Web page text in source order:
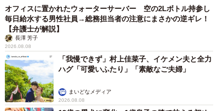
オフィスに置かれたウォーターサーバー 空の2Lボトル持参し
毎日給水する男性社員→総務担当者の注意にまさかの逆ギレ！
【弁護士が解説】
長澤 芳子
2026.08.08
「我慢できず」村上佳菜子、イケメン夫と全力
ハグ「可愛いふたり」「素敵なご夫婦」
まいどなメディア
2026.08.08